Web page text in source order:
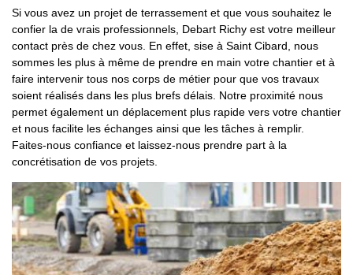
Si vous avez un projet de terrassement et que vous souhaitez le
confier la de vrais professionnels, Debart Richy est votre meilleur
contact près de chez vous. En effet, sise à Saint Cibard, nous
sommes les plus à même de prendre en main votre chantier et à
faire intervenir tous nos corps de métier pour que vos travaux
soient réalisés dans les plus brefs délais. Notre proximité nous
permet également un déplacement plus rapide vers votre chantier
et nous facilite les échanges ainsi que les tâches à remplir.
Faites-nous confiance et laissez-nous prendre part à la
concrétisation de vos projets.